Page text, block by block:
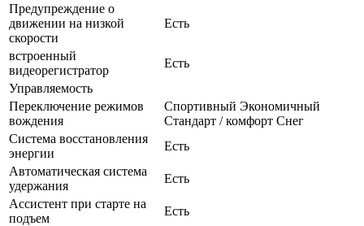
Предупреждение о
движении на низкой
скорости
Есть
встроенный
видеорегистратор
Есть
Управляемость
Переключение режимов
вождения
Спортивный Экономичный
Стандарт / комфорт Снег
Система восстановления
энергии
Есть
Автоматическая система
удержания
Есть
Ассистент при старте на
подъем
Есть